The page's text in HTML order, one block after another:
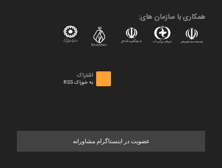
همکاری با سازمان های:
اشتراک
به خوراک RSS
عضویت در اینستاگرام مشاورانه